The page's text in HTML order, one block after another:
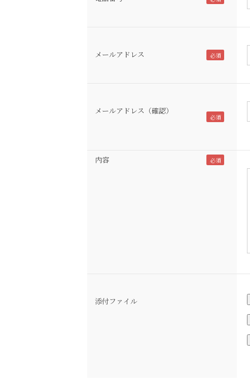
メールアドレス
メールアドレス（確認）
内容
添付ファイル